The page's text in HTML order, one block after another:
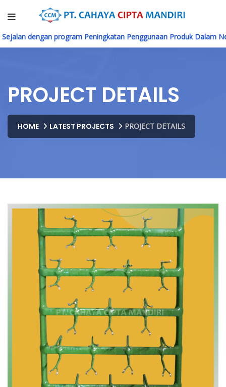
dengan program Peningkatan Penggunaan Produk Dalam
PROJECT DETAILS
HOME LATEST PROJECTS PROJECT DETAILS